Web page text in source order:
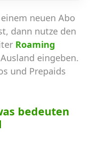
neuen Abo
dann nutze den
Roaming
eingeben.
und Prepaids
bedeuten